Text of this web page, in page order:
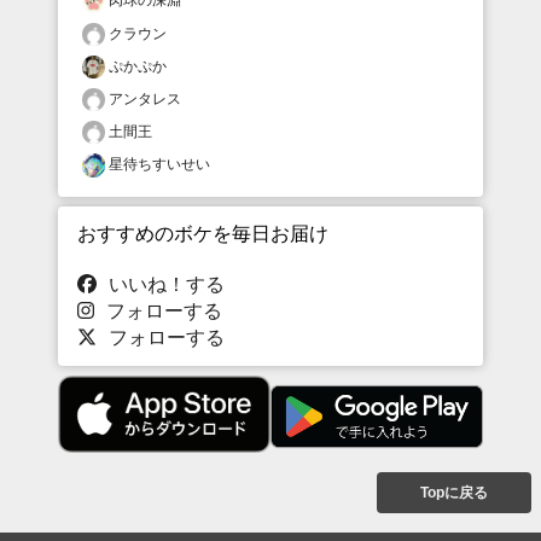
クラウン
ぷかぷか
アンタレス
土間王
星待ちすいせい
おすすめのボケを毎日お届け
いいね！する
フォローする
フォローする
Topに戻る